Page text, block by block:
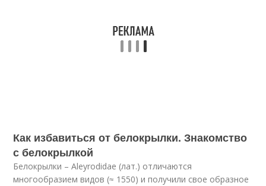
Как избавиться от белокрылки. Знакомство
с белокрылкой
Белокрылки – Aleyrodidae (лат.) отличаются
многообразием видов (≈ 1550) и получили свое образное